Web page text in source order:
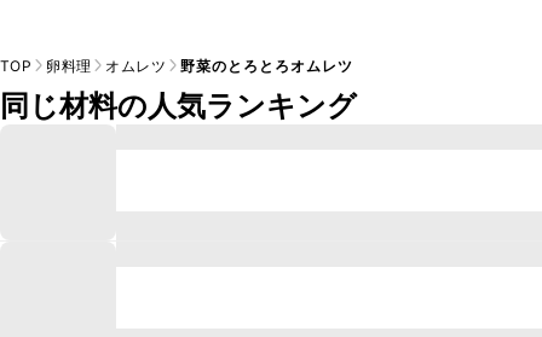
TOP 卵料理 オムレツ 野菜のとろとろオムレツ
同じ材料の人気ランキング